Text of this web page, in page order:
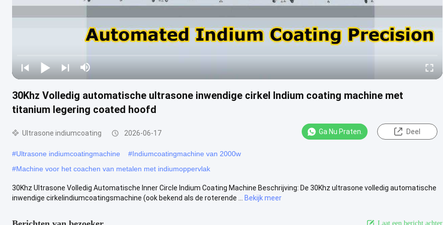
30Khz Volledig automatische ultrasone inwendige cirkel Indium coating machine met
titanium legering coated hoofd
Ultrasone indiumcoating 2026-06-17 Ga Nu Praten. Deel
#Ultrasone indiumcoatingmachine #Indiumcoatingmachine van 2000w
#Machine voor het coachen van metalen met indiumoppervlak
30Khz Ultrasone Volledig Automatische Inner Circle Indium Coating Machine Beschrijving: De 30Khz ultrasone volledig automatische
inwendige cirkelindiumcoatingsmachine (ook bekend als de roterende ...
Bekijk meer
Laat een bericht achter